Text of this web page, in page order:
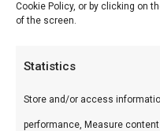
Cookie Policy, or by clicking on
of the screen.
Statistics
Store and/or access
performance, Measure
Geen instant
Niet te vroeg